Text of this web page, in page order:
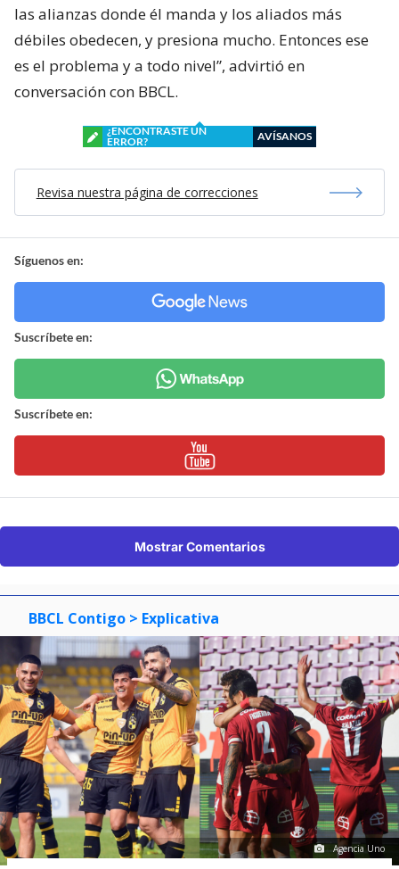
las alianzas donde él manda y los aliados más
débiles obedecen, y presiona mucho. Entonces ese
es el problema y a todo nivel”, advirtió en
conversación con BBCL.
¿ENCONTRASTE UN
ERROR?
AVÍSANOS
Revisa nuestra página de correcciones
Síguenos en:
Suscríbete en:
Suscríbete en:
Mostrar Comentarios
BBCL Contigo > Explicativa
Agencia Uno